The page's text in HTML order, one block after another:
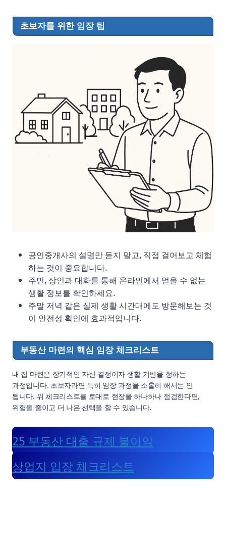
초보자를 위한 임장 팁
공인중개사의 설명만 듣지 말고, 직접 걸어보고 체험
하는 것이 중요합니다.
주민, 상인과 대화를 통해 온라인에서 얻을 수 없는
생활 정보를 확인하세요.
주말 저녁 같은 실제 생활 시간대에도 방문해보는 것
이 안전성 확인에 효과적입니다.
부동산 마련의 핵심 임장 체크리스트
내 집 마련은 장기적인 자산 결정이자 생활 기반을 정하는
과정입니다. 초보자라면 특히 임장 과정을 소홀히 해서는 안
됩니다. 위 체크리스트를 토대로 현장을 하나하나 점검한다면,
위험을 줄이고 더 나은 선택을 할 수 있습니다.
25 부동산 대출 규제 불이익
상업지 입장 체크리스트